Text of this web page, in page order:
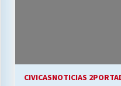
CIVICASNOTICIAS 2